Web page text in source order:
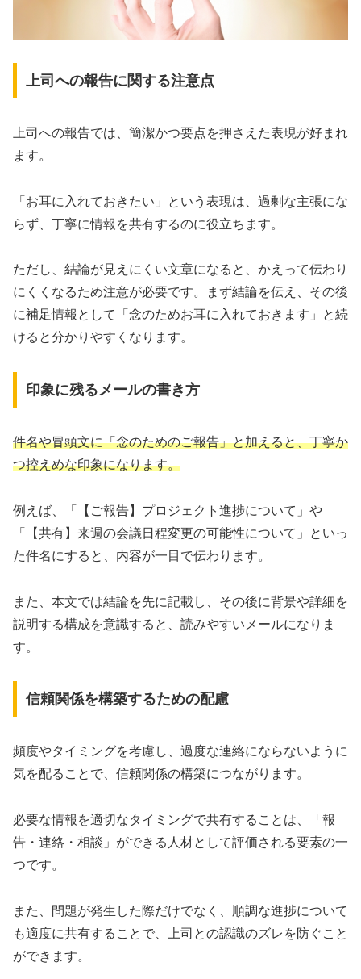
上司への報告に関する注意点
上司への報告では、簡潔かつ要点を押さえた表現が好まれ
ます。
「お耳に入れておきたい」という表現は、過剰な主張にな
らず、丁寧に情報を共有するのに役立ちます。
ただし、結論が見えにくい文章になると、かえって伝わり
にくくなるため注意が必要です。まず結論を伝え、その後
に補足情報として「念のためお耳に入れておきます」と続
けると分かりやすくなります。
印象に残るメールの書き方
件名や冒頭文に「念のためのご報告」と加えると、丁寧か
つ控えめな印象になります。
例えば、「【ご報告】プロジェクト進捗について」や
「【共有】来週の会議日程変更の可能性について」といっ
た件名にすると、内容が一目で伝わります。
また、本文では結論を先に記載し、その後に背景や詳細を
説明する構成を意識すると、読みやすいメールになりま
す。
信頼関係を構築するための配慮
頻度やタイミングを考慮し、過度な連絡にならないように
気を配ることで、信頼関係の構築につながります。
必要な情報を適切なタイミングで共有することは、「報
告・連絡・相談」ができる人材として評価される要素の一
つです。
また、問題が発生した際だけでなく、順調な進捗について
も適度に共有することで、上司との認識のズレを防ぐこと
ができます。